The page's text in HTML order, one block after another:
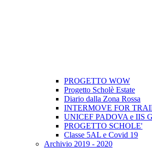
PROGETTO WOW
Progetto Scholè Estate
Diario dalla Zona Rossa
INTERMOVE FOR
UNICEF PADOVA e IIS
PROGETTO SCHOLE'
Classe 5AL e Covid 19
Archivio 2019 - 2020